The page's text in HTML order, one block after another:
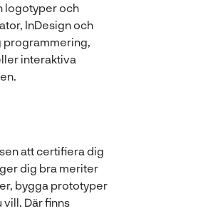
logotyper och
InDesign och
programmering,
interaktiva
att certifiera dig
dig bra meriter
bygga prototyper
Där finns